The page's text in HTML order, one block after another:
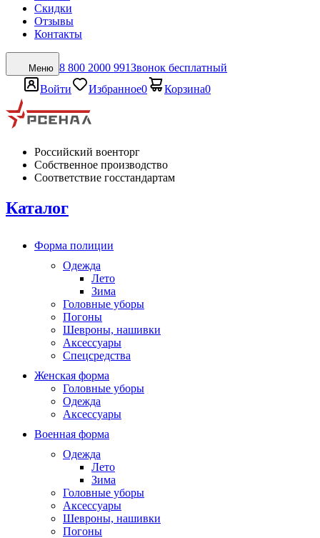
Скидки
Отзывы
Контакты
Меню 8 800 2000 991Звонок бесплатный
Войти
Избранное0 Корзина0
Российский военторг
Собственное производство
Соответствие госстандартам
Каталог
Форма полиции
Одежда
Лето
Зима
Головные уборы
Погоны
Шевроны, нашивки
Аксессуары
Спецсредства
Женская форма
Головные уборы
Одежда
Аксессуары
Военная форма
Одежда
Лето
Зима
Головные уборы
Аксессуары
Шевроны, нашивки
Погоны